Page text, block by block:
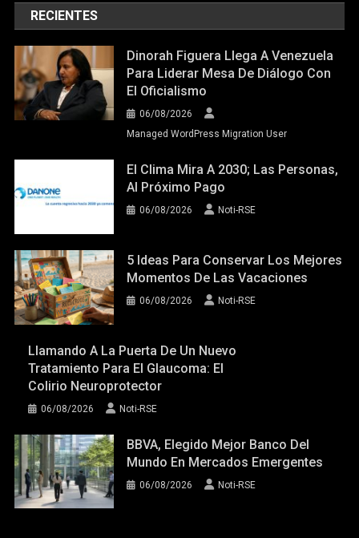
RECIENTES
Dinorah Figuera Llega A Venezuela
Para Liderar Mesa De Diálogo Con
El Oficialismo
06/08/2026
Managed WordPress Migration User
El Clima Mira A 2030; Las Personas,
Al Próximo Pago
06/08/2026 Noti-RSE
5 Ideas Para Conservar Los Mejores
Momentos De Las Vacaciones
06/08/2026 Noti-RSE
Llamando A La Puerta De Un Nuevo
Tratamiento Para El Glaucoma: El
Colirio Neuroprotector
06/08/2026 Noti-RSE
BBVA, Elegido Mejor Banco Del
Mundo En Mercados Emergentes
06/08/2026 Noti-RSE